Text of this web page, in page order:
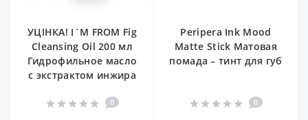
УЦІНКА! I`M FROM Fig
Cleansing Oil 200 мл
Гидрофильное масло
с экстрактом инжира
0
Peripera Ink Mood
Matte Stick Матовая
помада – тинт для губ
0